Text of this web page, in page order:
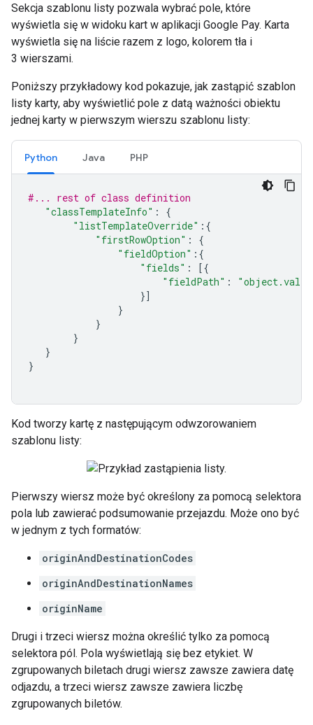
Sekcja szablonu listy pozwala wybrać pole, które
wyświetla się w widoku kart w aplikacji Google Pay. Karta
wyświetla się na liście razem z logo, kolorem tła i
3 wierszami.
Poniższy przykładowy kod pokazuje, jak zastąpić szablon
listy karty, aby wyświetlić pole z datą ważności obiektu
jednej karty w pierwszym wierszu szablonu listy:
Python Java PHP
#... rest of class definition
"classTemplateInfo" :
{
"listTemplateOverride" :{
"firstRowOption" :
{
"fieldOption" :{
"fields" :
[{
"fieldPath" :
}]
}
}
}
}
}
Kod tworzy kartę z następującym odwzorowaniem
szablonu listy:
Pierwszy wiersz może być określony za pomocą selektora
pola lub zawierać podsumowanie przejazdu. Może ono być
w jednym z tych formatów:
originAndDestinationCodes
originAndDestinationNames
originName
Drugi i trzeci wiersz można określić tylko za pomocą
selektora pól. Pola wyświetlają się bez etykiet. W
zgrupowanych biletach drugi wiersz zawsze zawiera datę
odjazdu, a trzeci wiersz zawsze zawiera liczbę
zgrupowanych biletów.